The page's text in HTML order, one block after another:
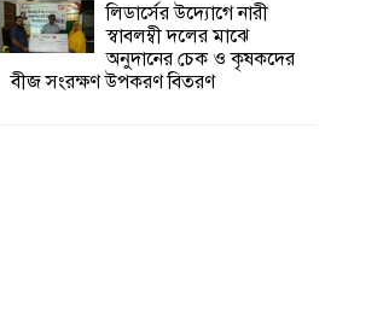
লিডার্সের উদ্যোগে নারী
স্বাবলম্বী দলের মাঝে
অনুদানের চেক ও কৃষকদের
বীজ সংরক্ষণ উপকরণ বিতরণ